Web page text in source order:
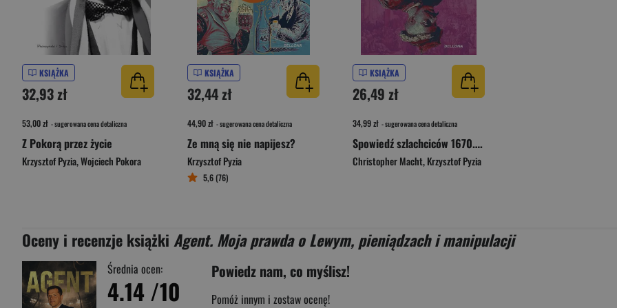
KSIĄŻKA
32,93 zł
53,00 zł - sugerowana cena detaliczna
Z Pokorą przez życie
Krzysztof Pyzia,Wojciech Pokora
KSIĄŻKA
32,44 zł
44,90 zł - sugerowana cena detaliczna
Ze mną się nie napijesz?
Krzysztof Pyzia
5,6 (76)
KSIĄŻKA
26,49 zł
34,99 zł - sugerowana cena detaliczna
Spowiedź szlachciców 1670. Szczera rozmowa z najgorszym królem Polski (tak, tym!)
Christopher Macht,Krzysztof Pyzia
Oceny i recenzje książki Agent. Moja prawda o Lewym, pieniądzach i manipulacji
Średnia ocen:
4.14 /10
Powiedz nam, co myślisz!
Pomóż innym i zostaw ocenę!